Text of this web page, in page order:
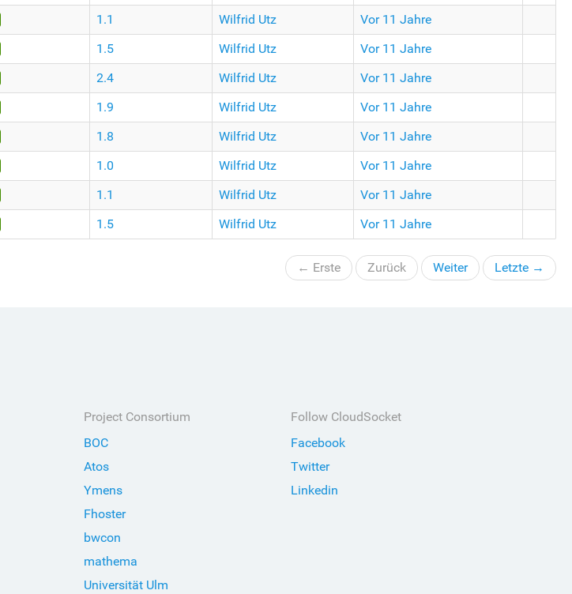
1.1 Wilfrid Utz
Vor 11 Jahre
1.5 Wilfrid Utz
Vor 11 Jahre
2.4 Wilfrid Utz
Vor 11 Jahre
1.9 Wilfrid Utz
Vor 11 Jahre
1.8 Wilfrid Utz
Vor 11 Jahre
1.0 Wilfrid Utz
Vor 11 Jahre
1.1 Wilfrid Utz
Vor 11 Jahre
1.5 Wilfrid Utz Vor 11 Jahre
← Erste Zurück Weiter Letzte →
Project Consortium
BOC
Atos
Ymens
Fhoster
bwcon
mathema
Universität Ulm
Follow CloudSocket
Facebook
Twitter
Linkedin